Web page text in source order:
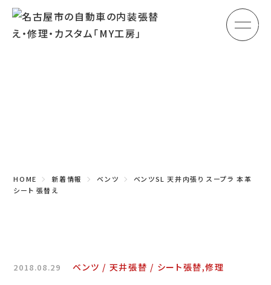
メ
その他
お問い合わせ
HOME 新着情報 ベンツ
ベンツSL 天井内張り スープラ 本革
シート 張替え
2018.08.29 ベンツ 天井張替 シート張替,修理